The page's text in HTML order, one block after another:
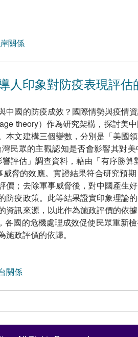
關係
人印象對防疫表現評估
中國的防疫成效？國際情勢與疫情
theory）作為研究架構，探討美
文建構三個變數，分別是「美國
民眾的主觀認知是否會影響其對
評估」調查資料，藉由「有序勝算
脅的效應。實證結果符合研究預
價；去除軍事威脅後，對中國產生
疫政策。此等結果證實印象理論
資訊來源，以此作為施政評價的依
國的危機處理成效促使民眾重新
政評價的依歸。
關係